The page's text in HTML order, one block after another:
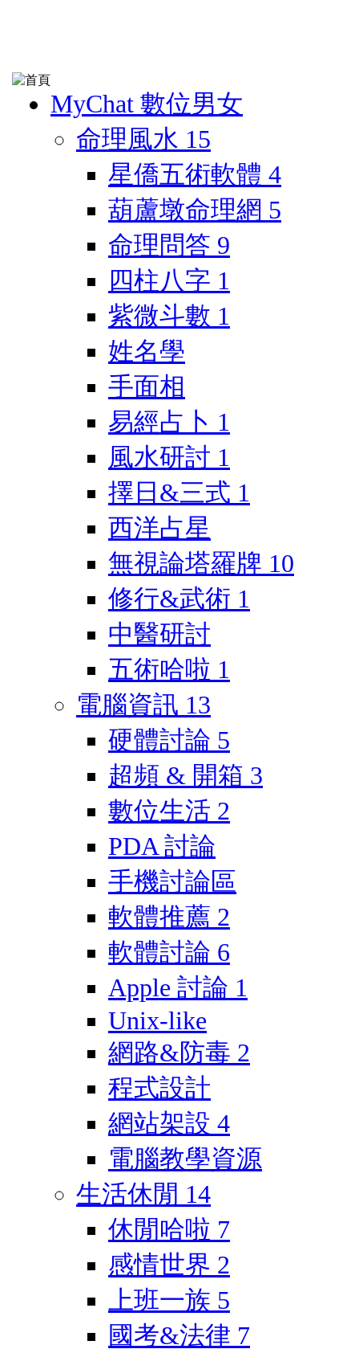
MyChat 數位男女
命理風水 15
星僑五術軟體 4
葫蘆墩命理網 5
命理問答 9
四柱八字 1
紫微斗數 1
姓名學
手面相
易經占卜 1
風水研討 1
擇日&三式 1
西洋占星
無視論塔羅牌 10
修行&武術 1
中醫研討
五術哈啦 1
電腦資訊 13
硬體討論 5
超頻 & 開箱 3
數位生活 2
PDA 討論
手機討論區
軟體推薦 2
軟體討論 6
Apple 討論 1
Unix-like
網路&防毒 2
程式設計
網站架設 4
電腦教學資源
生活休閒 14
休閒哈啦 7
感情世界 2
上班一族 5
國考&法律 7